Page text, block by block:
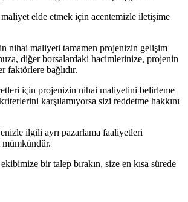
elde etmek için acentemizle iletişime
nihai maliyeti tamamen projenizin gelişim
diğer borsalardaki hacimlerinize, projenin
faktörlere bağlıdır.
için projenizin nihai maliyetini belirleme
karşılamıyorsa sizi reddetme hakkını
ilgili ayrı pazarlama faaliyetleri
bir talep bırakın, size en kısa sürede